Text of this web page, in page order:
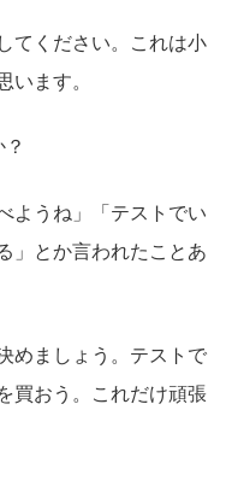
てください。これは小
います。
ようね」「テストでい
」とか言われたことあ
めましょう。テストで
買おう。これだけ頑張